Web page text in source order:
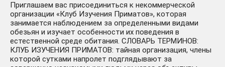
Приглашаем вас присоединиться к некоммерческой
организации «Клуб Изучения Приматов», которая
занимается наблюдением за определенными видами
обезьян и изучает особенности их поведения в
естественной среде обитания. СЛОВАРЬ ТЕРМИНОВ:
КЛУБ ИЗУЧЕНИЯ ПРИМАТОВ: тайная организация, члены
которой сутками напролет подглядывают за